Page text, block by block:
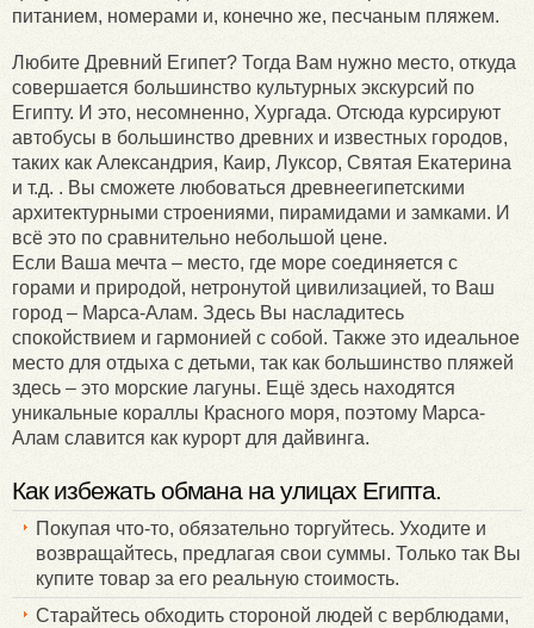
питанием, номерами и, конечно же, песчаным пляжем.
Любите Древний Египет? Тогда Вам нужно место, откуда
совершается большинство культурных экскурсий по
Египту. И это, несомненно, Хургада. Отсюда курсируют
автобусы в большинство древних и известных городов,
таких как Александрия, Каир, Луксор, Святая Екатерина
и т.д. . Вы сможете любоваться древнеегипетскими
архитектурными строениями, пирамидами и замками. И
всё это по сравнительно небольшой цене.
Если Ваша мечта – место, где море соединяется с
горами и природой, нетронутой цивилизацией, то Ваш
город – Марса-Алам. Здесь Вы насладитесь
спокойствием и гармонией с собой. Также это идеальное
место для отдыха с детьми, так как большинство пляжей
здесь – это морские лагуны. Ещё здесь находятся
уникальные кораллы Красного моря, поэтому Марса-
Алам славится как курорт для дайвинга.
Как избежать обмана на улицах Египта.
Покупая что-то, обязательно торгуйтесь. Уходите и
возвращайтесь, предлагая свои суммы. Только так Вы
купите товар за его реальную стоимость.
Старайтесь обходить стороной людей с верблюдами,